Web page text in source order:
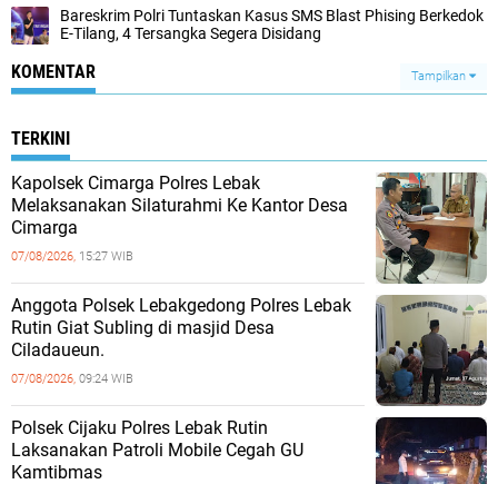
Bareskrim Polri Tuntaskan Kasus SMS Blast Phising Berkedok
E-Tilang, 4 Tersangka Segera Disidang
KOMENTAR Tampilkan
TERKINI
Kapolsek Cimarga Polres Lebak
Melaksanakan Silaturahmi Ke Kantor Desa
Cimarga
07/08/2026, 15:27 WIB
Anggota Polsek Lebakgedong Polres Lebak
Rutin Giat Subling di masjid Desa
Ciladaueun.
07/08/2026, 09:24 WIB
Polsek Cijaku Polres Lebak Rutin
Laksanakan Patroli Mobile Cegah GU
Kamtibmas